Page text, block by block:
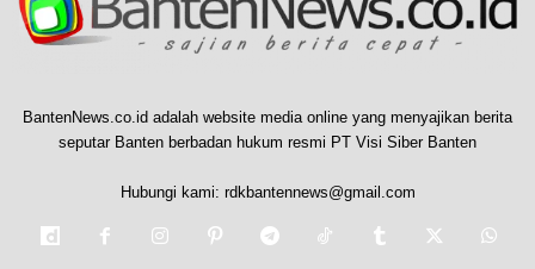
BantenNews.co.id adalah website media online yang menyajikan berita
seputar Banten berbadan hukum resmi PT Visi Siber Banten
Hubungi kami: rdkbantennews@gmail.com